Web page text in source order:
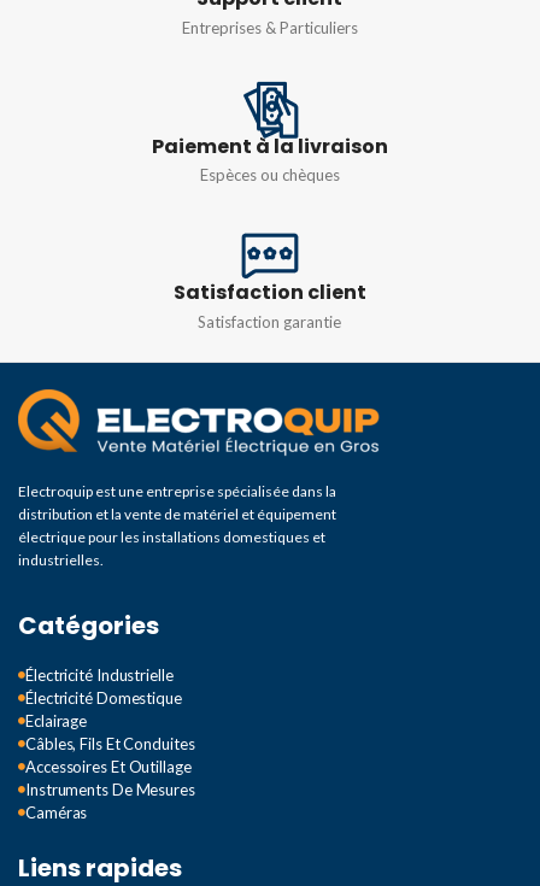
CLS-121
CLS-127,CLS-131,
CLS-161
CLS-191
Entreprises & Particuliers
Paiement à la livraison
Espèces ou chèques
Satisfaction client
Satisfaction garantie
Electroquip est une entreprise spécialisée dans la
distribution et la vente de matériel et équipement
électrique pour les installations domestiques et
industrielles.
Catégories
Électricité Industrielle
Électricité Domestique
Eclairage
Câbles, Fils Et Conduites
Accessoires Et Outillage
Instruments De Mesures
Caméras
Liens rapides